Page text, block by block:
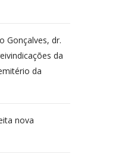
Gonçalves, dr.
da
da
nova